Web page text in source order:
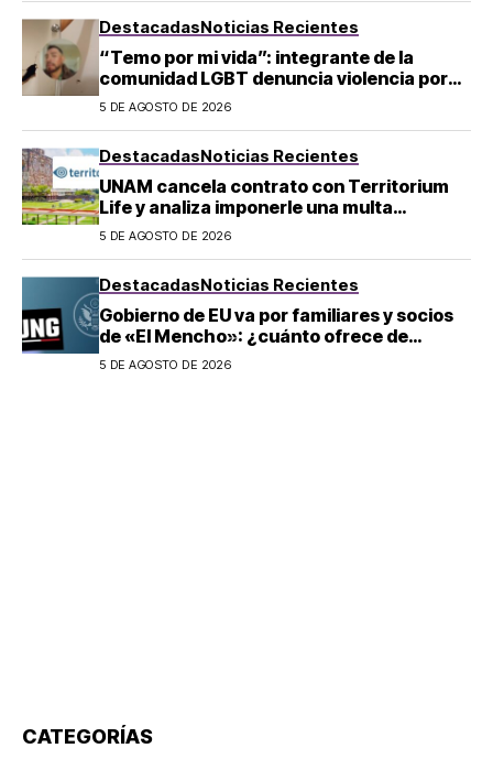
DestacadasNoticias Recientes
“Temo por mi vida”: integrante de la
comunidad LGBT denuncia violencia por
homofobia en Tecámac
5 DE AGOSTO DE 2026
DestacadasNoticias Recientes
UNAM cancela contrato con Territorium
Life y analiza imponerle una multa
económica por exámenes en línea
5 DE AGOSTO DE 2026
DestacadasNoticias Recientes
Gobierno de EU va por familiares y socios
de «El Mencho»: ¿cuánto ofrece de
recompensa por su sucesor?
5 DE AGOSTO DE 2026
CATEGORÍAS